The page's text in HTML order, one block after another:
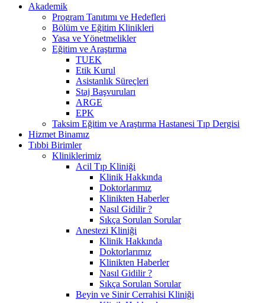
Akademik
Program Tanıtımı ve Hedefleri
Bölüm ve Eğitim Klinikleri
Yasa ve Yönetmelikler
Eğitim ve Araştırma
TUEK
Etik Kurul
Asistanlık Süreçleri
Staj Başvuruları
ARGE
EPK
Taksim Eğitim ve Araştırma Hastanesi Tıp Dergisi
Hizmet Binamız
Tıbbi Birimler
Kliniklerimiz
Acil Tıp Kliniği
Klinik Hakkında
Doktorlarımız
Klinikten Haberler
Nasıl Gidilir ?
Sıkça Sorulan Sorular
Anestezi Kliniği
Klinik Hakkında
Doktorlarımız
Klinikten Haberler
Nasıl Gidilir ?
Sıkça Sorulan Sorular
Beyin ve Sinir Cerrahisi Kliniği